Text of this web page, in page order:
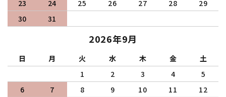
23
24 25 26 27 28
29
30
31
2026年9月
日 月 火 水 木 金
土
1
2 3 4
5
6
7 8 9 10 11
12